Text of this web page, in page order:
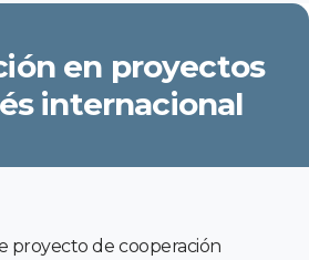
en proyectos
internacional
proyecto de cooperación